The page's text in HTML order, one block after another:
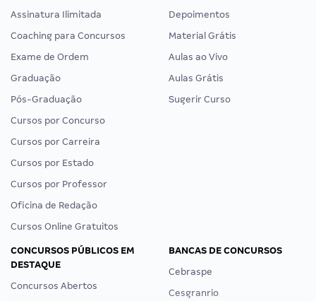
Assinatura Ilimitada
Coaching para Concursos
Exame de Ordem
Graduação
Pós-Graduação
Cursos por Concurso
Cursos por Carreira
Cursos por Estado
Cursos por Professor
Oficina de Redação
Cursos Online Gratuitos
Depoimentos
Material Grátis
Aulas ao Vivo
Aulas Grátis
Sugerir Curso
CONCURSOS PÚBLICOS EM
DESTAQUE
Concursos Abertos
BANCAS DE CONCURSOS
Cebraspe
Cesgranrio